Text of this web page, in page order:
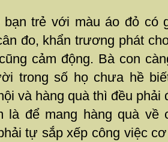
trẻ với màu áo đỏ có
đo, khẩn trương phát
cảm động. Bà con
trong số họ chưa hề
và hàng quà thì đều phải
là để mang hàng quà về
tự sắp xếp công việc